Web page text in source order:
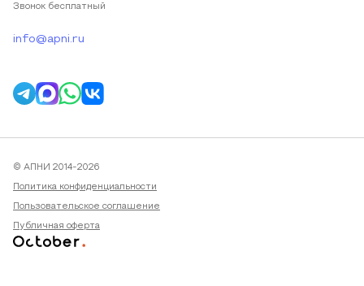
Звонок бесплатный
info@apni.ru
© АПНИ 2014-2026
Политика конфиденциальности
Пользовательское соглашение
Публичная оферта